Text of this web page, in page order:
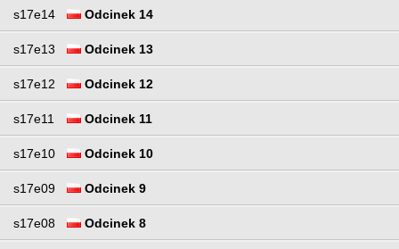
s17e14 Odcinek 14
s17e13 Odcinek 13
s17e12 Odcinek 12
s17e11 Odcinek 11
s17e10 Odcinek 10
s17e09 Odcinek 9
s17e08 Odcinek 8